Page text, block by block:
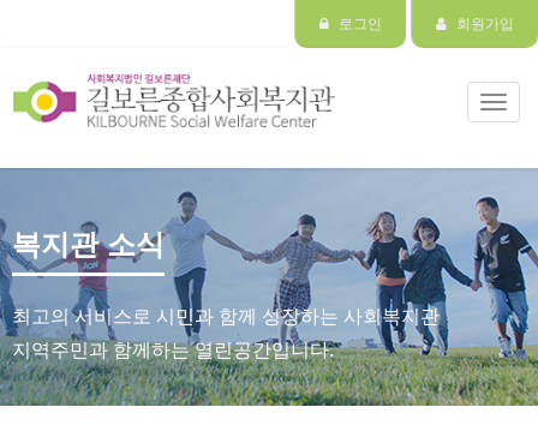
로그인 회원가입
복지관 소식
최고의 서비스로 시민과 함께 성장하는 사회복지관
지역주민과 함께하는 열린공간입니다.